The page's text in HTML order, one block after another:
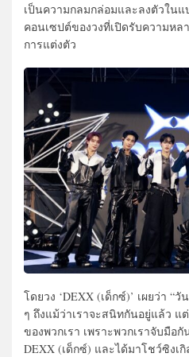
เป็นความกลมกล่อมและลงตัวในแ
คอนเซปต์ของวงที่เปิดรับความหล
การแต่งตัว
โดยวง ‘DEXX (เด็กซ์)’ เผยว่า “
ๆ ถึงแม้ว่าเราจะสนิทกันอยู่แล้ว
ของพวกเรา เพราะพวกเราจับมือ
DEXX (เด็กซ์) และได้มาโชว์ซิงเ